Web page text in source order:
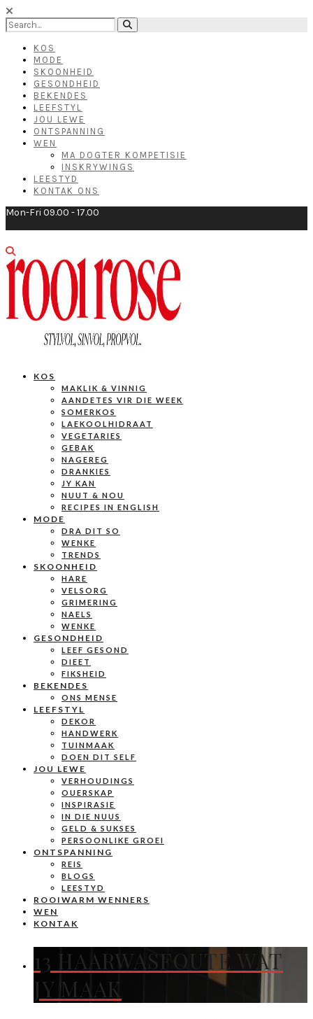
KOS
MODE
SKOONHEID
GESONDHEID
BEKENDES
LEEFSTYL
JOU LEWE
ONTSPANNING
WEN
MA DOGTER KOMPETISIE
INSKRYWINGS
LEESTYD
KONTAK ONS
Mon-Fri 09.00 - 17.00
KOS
MAKLIK & VINNIG
AANDETES VIR DIE WEEK
SOMERKOS
LAEKOOLHIDRAAT
VEGETARIES
GEBAK
NAGEREG
DRANKIES
JY KAN
NUUT & NOU
RECIPES IN ENGLISH
MODE
DRA DIT SO
WENKE
TRENDS
SKOONHEID
HARE
VELSORG
GRIMERING
NAELS
WENKE
GESONDHEID
LEEF GESOND
DIEET
FIKSHEID
BEKENDES
ONS MENSE
LEEFSTYL
DEKOR
HANDWERK
TUINMAAK
DOEN DIT SELF
JOU LEWE
VERHOUDINGS
OUERSKAP
INSPIRASIE
IN DIE NUUS
GELD & SUKSES
PERSOONLIKE GROEI
ONTSPANNING
REIS
BLOGS
LEESTYD
ROOIWARM WENNERS
WEN
KONTAK
13 HAARWASFOUTE WAT
JY MAAK